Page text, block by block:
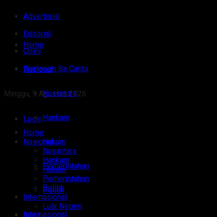
Advertorial
Editorial
Opini
Wartawan Ba Carita
Minggu, 9 Agustus 2026
Login
Home
Nasional
Nusantara
Hankam
Hukum
Pemerintahan
Politik
Internasional
Home
Nasional
Nusantara
Hankam
Hukum
Pemerintahan
Politik
Internasional
Luar Negeri